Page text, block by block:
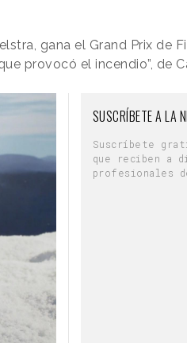
gana el Grand Prix de
provocó el incendio”, de
SUSCRÍBETE A LA
Suscríbete
que reciben a
profesionales